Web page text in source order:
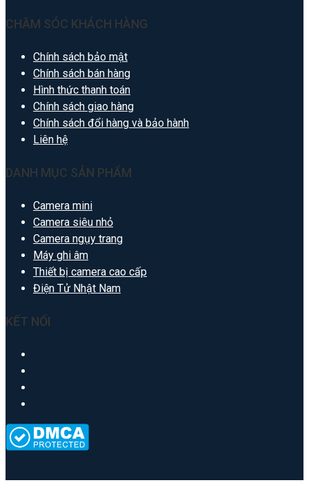
CHĂM SÓC KHÁCH HÀNG
Chính sách bảo mật
Chính sách bán hàng
Hình thức thanh toán
Chính sách giao hàng
Chính sách đổi hàng và bảo hành
Liên hệ
DANH MỤC SẢN PHẨM
Camera mini
Camera siêu nhỏ
Camera ngụy trang
Máy ghi âm
Thiết bị camera cao cấp
Điện Tử Nhật Nam
KẾT NỐI